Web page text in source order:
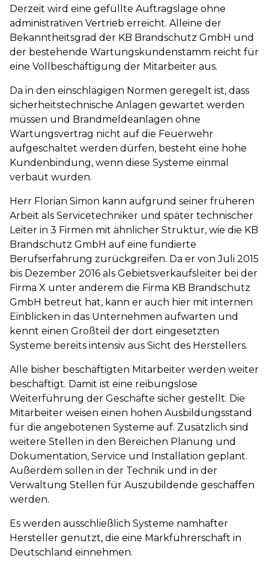
Derzeit wird eine gefüllte Auftragslage ohne
administrativen Vertrieb erreicht. Alleine der
Bekanntheitsgrad der KB Brandschutz GmbH und
der bestehende Wartungskundenstamm reicht für
eine Vollbeschäftigung der Mitarbeiter aus.
Da in den einschlägigen Normen geregelt ist, dass
sicherheitstechnische Anlagen gewartet werden
müssen und Brandmeldeanlagen ohne
Wartungsvertrag nicht auf die Feuerwehr
aufgeschaltet werden dürfen, besteht eine hohe
Kundenbindung, wenn diese Systeme einmal
verbaut wurden.
Herr Florian Simon kann aufgrund seiner früheren
Arbeit als Servicetechniker und später technischer
Leiter in 3 Firmen mit ähnlicher Struktur, wie die KB
Brandschutz GmbH auf eine fundierte
Berufserfahrung zurückgreifen. Da er von Juli 2015
bis Dezember 2016 als Gebietsverkaufsleiter bei der
Firma X unter anderem die Firma KB Brandschutz
GmbH betreut hat, kann er auch hier mit internen
Einblicken in das Unternehmen aufwarten und
kennt einen Großteil der dort eingesetzten
Systeme bereits intensiv aus Sicht des Herstellers.
Alle bisher beschäftigten Mitarbeiter werden weiter
beschäftigt. Damit ist eine reibungslose
Weiterführung der Geschäfte sicher gestellt. Die
Mitarbeiter weisen einen hohen Ausbildungsstand
für die angebotenen Systeme auf. Zusätzlich sind
weitere Stellen in den Bereichen Planung und
Dokumentation, Service und Installation geplant.
Außerdem sollen in der Technik und in der
Verwaltung Stellen für Auszubildende geschaffen
werden.
Es werden ausschließlich Systeme namhafter
Hersteller genutzt, die eine Markführerschaft in
Deutschland einnehmen.